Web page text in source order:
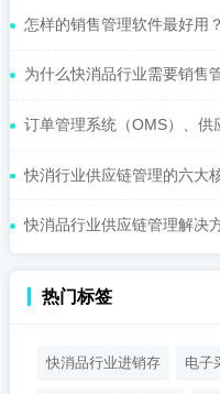
怎样的销售管理软件最好用？
为什么快消品行业需要销售
订单管理系统（OMS）、供
快消行业供应链管理的六大
快消品行业供应链管理解决
热门标签
快消品行业进销存 电子